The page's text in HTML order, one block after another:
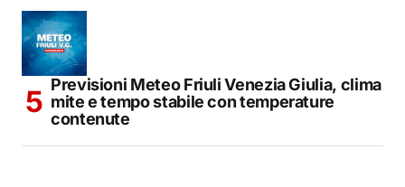
Previsioni Meteo Friuli Venezia Giulia, clima
mite e tempo stabile con temperature
contenute